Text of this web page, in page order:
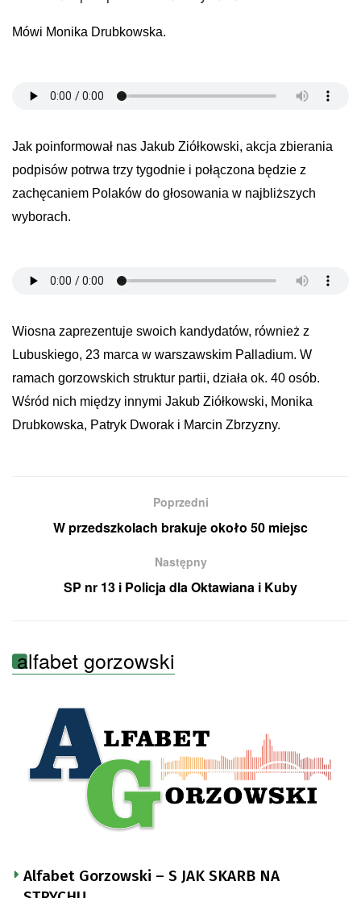
Mówi Monika Drubkowska.
Jak poinformował nas Jakub Ziółkowski, akcja zbierania
podpisów potrwa trzy tygodnie i połączona będzie z
zachęcaniem Polaków do głosowania w najbliższych
wyborach.
Wiosna zaprezentuje swoich kandydatów, również z
Lubuskiego, 23 marca w warszawskim Palladium. W
ramach gorzowskich struktur partii, działa ok. 40 osób.
Wśród nich między innymi Jakub Ziółkowski, Monika
Drubkowska, Patryk Dworak i Marcin Zbrzyzny.
Poprzedni
W przedszkolach brakuje około 50 miejsc
Następny
SP nr 13 i Policja dla Oktawiana i Kuby
alfabet gorzowski
Alfabet Gorzowski – S JAK SKARB NA